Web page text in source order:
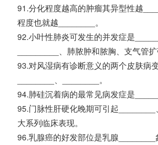
91.分化程度越高的肿瘤其异型性越
程度也就越________。
92.小叶性肺炎可发生的并发症是
_________、肺脓肿和脓胸、支气管扩
93.对风湿病有诊断意义的两个皮肤病
________、________。
94.肺硅沉着病的最常见病发症是
95.门脉性肝硬化晚期可引起
大系列临床表现。
96.乳腺癌的好发部位是乳腺________